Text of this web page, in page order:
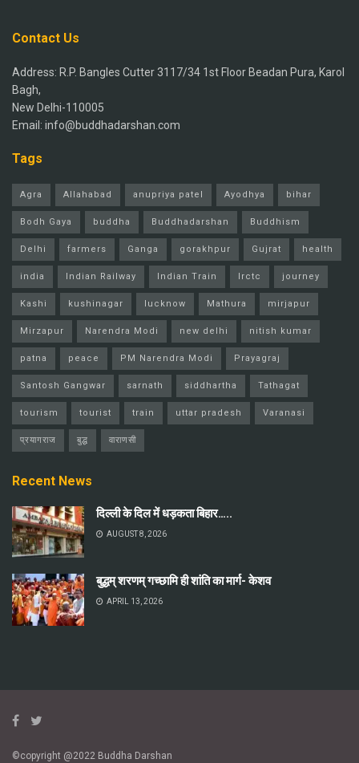
Contact Us
Address: R.P. Bangles Cutter 3117/34 1st Floor Beadan Pura, Karol
Bagh,
New Delhi-110005
Email: info@buddhadarshan.com
Tags
Agra Allahabad anupriya patel Ayodhya bihar
Bodh Gaya buddha Buddhadarshan Buddhism
Delhi farmers Ganga gorakhpur Gujrat health
india Indian Railway Indian Train Irctc journey
Kashi kushinagar lucknow Mathura mirjapur
Mirzapur Narendra Modi new delhi nitish kumar
patna peace PM Narendra Modi Prayagraj
Santosh Gangwar sarnath siddhartha Tathagat
tourism tourist train uttar pradesh Varanasi
प्रयागराज बुद्ध वाराणसी
Recent News
दिल्ली के दिल में धड़कता बिहार…..
AUGUST 8, 2026
बुद्धम् शरणम् गच्छामि ही शांति का मार्ग- केशव
APRIL 13, 2026
©copyright @2022 Buddha Darshan